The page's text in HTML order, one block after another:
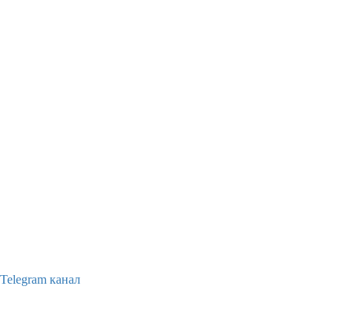
Telegram канал